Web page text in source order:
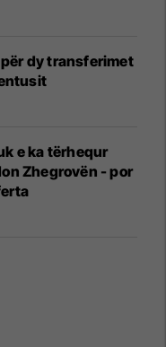
dy transferimet
e ka tërhequr
Zhegrovën - por